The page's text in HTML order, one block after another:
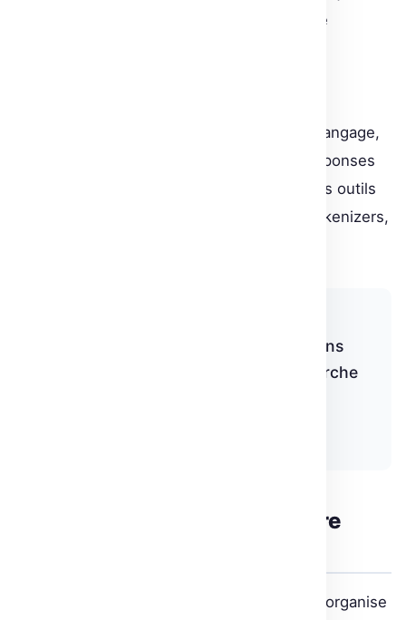
un modèle pré-entraîné pour des tâches de
classification de token, la modélisation de langage,
la traduction, la synthèse de texte et les réponses
aux questions. L’intégration approfondie des outils
Tokenizers,
l’équipe Hugging Face sont utilisés dans
plus de 5 000 organisations de recherche
Un événement communautaire
Pour célébrer ce lancement, Hugging Face organise